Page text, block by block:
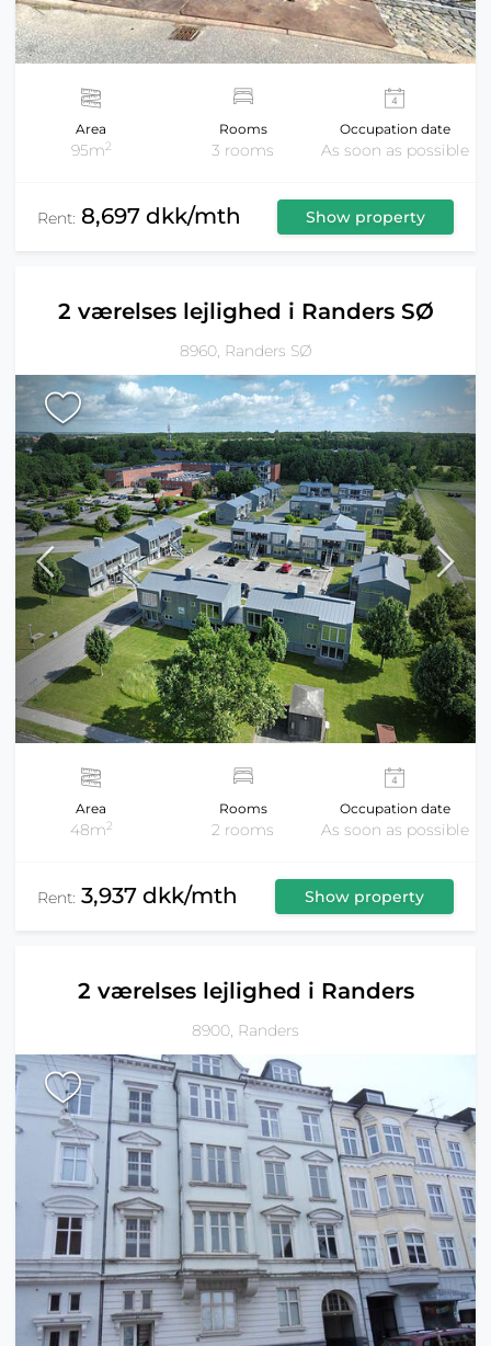
Area
95m2
Rooms
3 rooms
Occupation date
As soon as possible
Rent: 8,697 dkk/mth Show property
2 værelses lejlighed i Randers SØ
8960, Randers SØ
Area
48m2
Rooms
2 rooms
Occupation date
As soon as possible
Rent: 3,937 dkk/mth Show property
2 værelses lejlighed i Randers
8900, Randers